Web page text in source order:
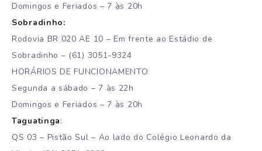
Domingos e Feriados – 7 às 20h
Sobradinho:
Rodovia BR 020 AE 10 – Em frente ao Estádio de
Sobradinho – (61) 3051-9324
HORÁRIOS DE FUNCIONAMENTO
Segunda a sábado – 7 às 22h
Domingos e Feriados – 7 às 20h
Taguatinga:
QS 03 – Pistão Sul – Ao lado do Colégio Leonardo da